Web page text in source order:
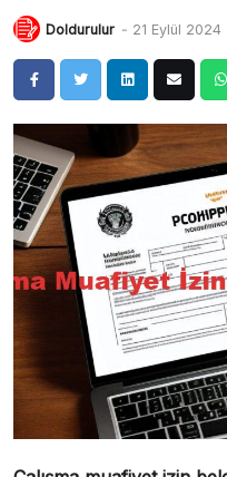
Doldurulur - 21 Eylül 2024